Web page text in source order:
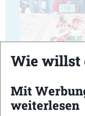
19
Wie willst
Mit
weiterlesen